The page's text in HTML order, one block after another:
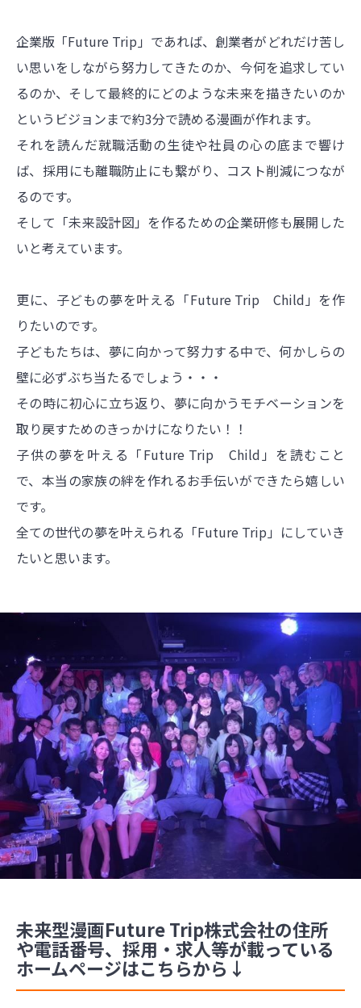
企業版「Future Trip」であれば、創業者がどれだけ苦し
い思いをしながら努力してきたのか、今何を追求してい
るのか、そして最終的にどのような未来を描きたいのか
というビジョンまで約3分で読める漫画が作れます。
それを読んだ就職活動の生徒や社員の心の底まで響け
ば、採用にも離職防止にも繋がり、コスト削減につなが
るのです。
そして「未来設計図」を作るための企業研修も展開した
いと考えています。
更に、子どもの夢を叶える「Future Trip Child」を作
りたいのです。
子どもたちは、夢に向かって努力する中で、何かしらの
壁に必ずぶち当たるでしょう・・・
その時に初心に立ち返り、夢に向かうモチベーションを
取り戻すためのきっかけになりたい！！
子供の夢を叶える「Future Trip Child」を読むこと
で、本当の家族の絆を作れるお手伝いができたら嬉しい
です。
全ての世代の夢を叶えられる「Future Trip」にしていき
たいと思います。
未来型漫画Future Trip株式会社の住所
や電話番号、採用・求人等が載っている
ホームページはこちらから↓